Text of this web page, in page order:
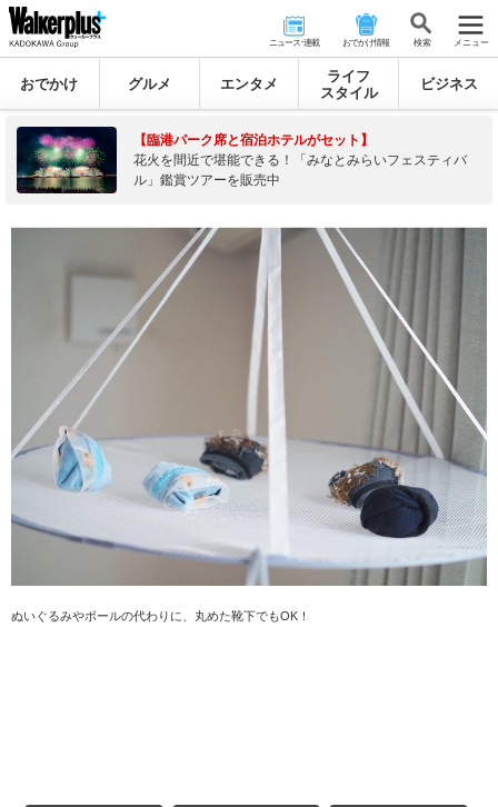
ニュース･連載 おでかけ情報 検 索 メニュー
おでかけ グルメ エンタメ
ライフ
スタイル
ビジネス
【臨港パーク席と宿泊ホテルがセット】
花火を間近で堪能できる！「みなとみらいフェスティバ
ル」鑑賞ツアーを販売中
ぬいぐるみやボールの代わりに、丸めた靴下でもOK！